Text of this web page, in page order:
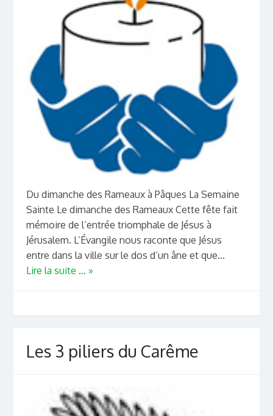
Du dimanche des Rameaux à Pâques La Semaine
Sainte Le dimanche des Rameaux Cette fête fait
mémoire de l’entrée triomphale de Jésus à
Jérusalem. L’Évangile nous raconte que Jésus
entre dans la ville sur le dos d’un âne et que...
Lire la suite ... »
Les 3 piliers du Carême